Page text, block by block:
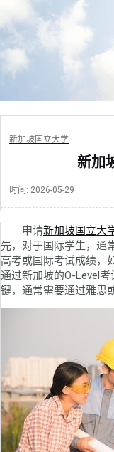
新加坡国立大学
新加
时间: 2026-05-29
申请新加坡国立大
先，对于国际学生，通
高考或国际考试成绩，
通过新加坡的O-Level
键，通常需要通过雅思